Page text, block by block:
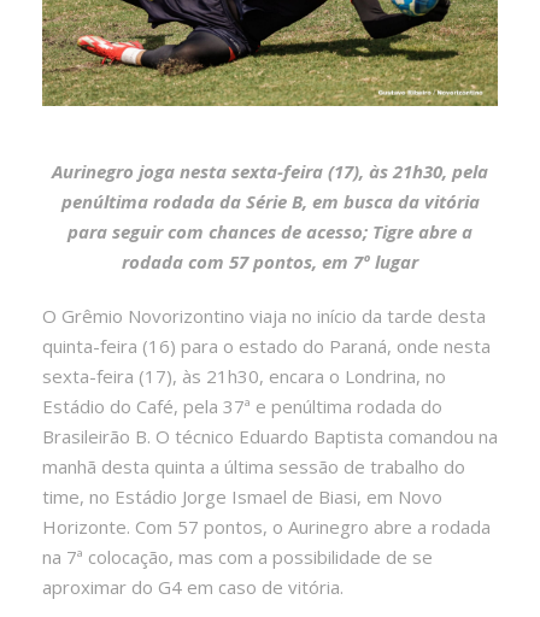
Aurinegro joga nesta sexta-feira (17), às 21h30, pela
penúltima rodada da Série B, em busca da vitória
para seguir com chances de acesso; Tigre abre a
rodada com 57 pontos, em 7º lugar
O Grêmio Novorizontino viaja no início da tarde desta
quinta-feira (16) para o estado do Paraná, onde nesta
sexta-feira (17), às 21h30, encara o Londrina, no
Estádio do Café, pela 37ª e penúltima rodada do
Brasileirão B. O técnico Eduardo Baptista comandou na
manhã desta quinta a última sessão de trabalho do
time, no Estádio Jorge Ismael de Biasi, em Novo
Horizonte. Com 57 pontos, o Aurinegro abre a rodada
na 7ª colocação, mas com a possibilidade de se
aproximar do G4 em caso de vitória.